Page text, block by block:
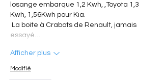
losange embarque 1,2 Kwh, ,Toyota 1,3
Kwh, 1,56Kwh pour Kia.
essayé…
Afficher plus
Modifié